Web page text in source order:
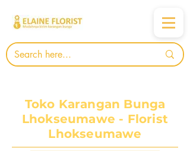
Toko Karangan Bunga
Lhokseumawe - Florist
Lhokseumawe